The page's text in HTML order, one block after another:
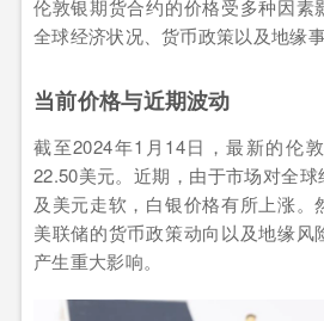
伦敦银期货合约的价格受多种因素
全球经济状况、货币政策以及地缘事
当前价格与近期波动
截至2024年1月14日，最新的伦
22.50美元。近期，由于市场对全
及美元走软，白银价格有所上涨。
美联储的货币政策动向以及地缘风
产生重大影响。